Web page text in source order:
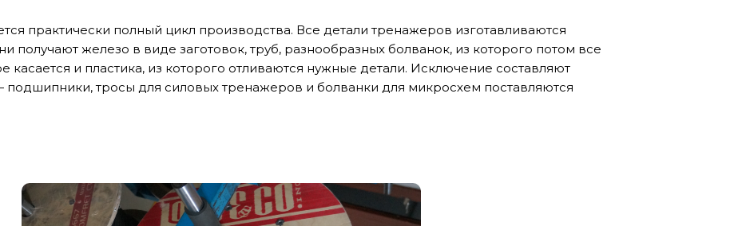
практически полный цикл производства. Все детали тренажеров изготавливаются
получают железо в виде заготовок, труб, разнообразных болванок, из которого потом все
касается и пластика, из которого отливаются нужные детали. Исключение составляют
тросы для силовых тренажеров и болванки для микросхем поставляются